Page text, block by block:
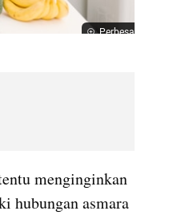
Perbesar
hubungan asmara